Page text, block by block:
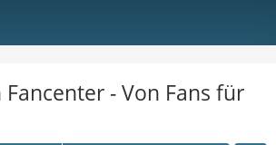
- Von Fans für